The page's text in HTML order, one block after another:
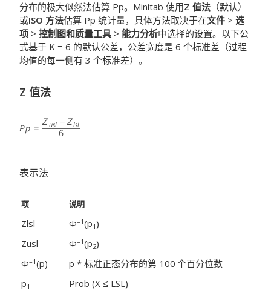
分布的极大似然法估算 Pp。Minitab 使用Z 值法 （默认）
或ISO 方法估算 Pp 统计量，具体方法取决于在文件 > 选
项 > 控制图和质量工具 > 能力分析中选择的设置。以下公
式基于 K = 6 的默认公差，公差宽度是 6 个标准差（过程
均值的每一侧有 3 个标准差）。
Z 值法
表示法
项 说明
Zlsl Φ–1(p1 )
Zusl
Φ–1(p2)
Φ–1(p) p * 标准正态分布的第 100 个百分位数
p1
Prob (X ≤ LSL)